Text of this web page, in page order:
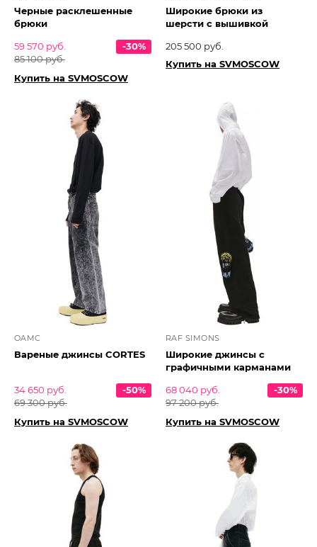
Черные расклешенные
брюки
59 570 руб.
85 100 руб.
-30%
Купить на SVMOSCOW
Широкие брюки из
шерсти с вышивкой
205 500 руб.
Купить на SVMOSCOW
OAMC
Вареные джинсы CORTES
34 650 руб.
69 300 руб.
-50%
Купить на SVMOSCOW
RAF SIMONS
Широкие джинсы с
графичными карманами
68 040 руб.
97 200 руб.
-30%
Купить на SVMOSCOW